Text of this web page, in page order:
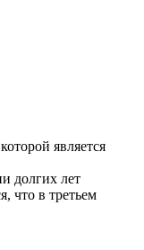
является
долгих лет
что в третьем